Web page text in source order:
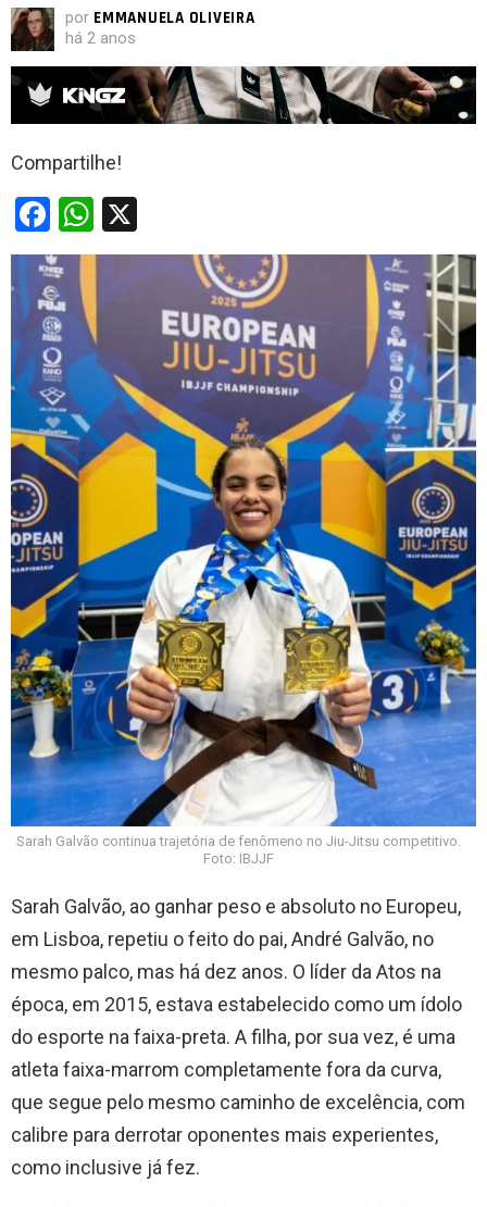
por EMMANUELA OLIVEIRA
há 2 anos
Compartilhe!
F
a
ce
b
o
o
k
W
h
at
s
A
p
p
Sarah Galvão continua trajetória de fenômeno no Jiu-Jitsu competitivo.
Foto: IBJJF
Sarah Galvão, ao ganhar peso e absoluto no Europeu,
em Lisboa, repetiu o feito do pai, André Galvão, no
mesmo palco, mas há dez anos. O líder da Atos na
época, em 2015, estava estabelecido como um ídolo
do esporte na faixa-preta. A filha, por sua vez, é uma
atleta faixa-marrom completamente fora da curva,
que segue pelo mesmo caminho de excelência, com
calibre para derrotar oponentes mais experientes,
como inclusive já fez.